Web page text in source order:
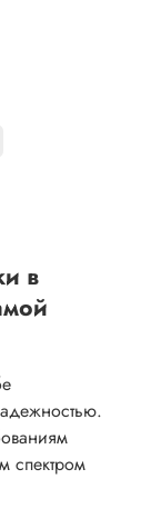
в
спектром